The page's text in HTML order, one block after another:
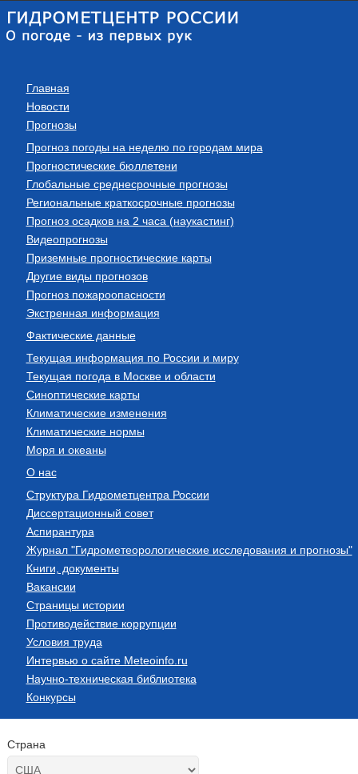
Главная
Новости
Прогнозы
Прогноз погоды на неделю по городам мира
Прогностические бюллетени
Глобальные среднесрочные прогнозы
Региональные краткосрочные прогнозы
Прогноз осадков на 2 часа (наукастинг)
Видеопрогнозы
Приземные прогностические карты
Другие виды прогнозов
Прогноз пожароопасности
Экстренная информация
Фактические данные
Текущая информация по России и миру
Текущая погода в Москве и области
Синоптические карты
Климатические изменения
Климатические нормы
Моря и океаны
О нас
Структура Гидрометцентра России
Диссертационный совет
Аспирантура
Журнал "Гидрометеорологические исследования и прогнозы"
Книги, документы
Вакансии
Страницы истории
Противодействие коррупции
Условия труда
Интервью о сайте Meteoinfo.ru
Научно-техническая библиотека
Конкурсы
Страна